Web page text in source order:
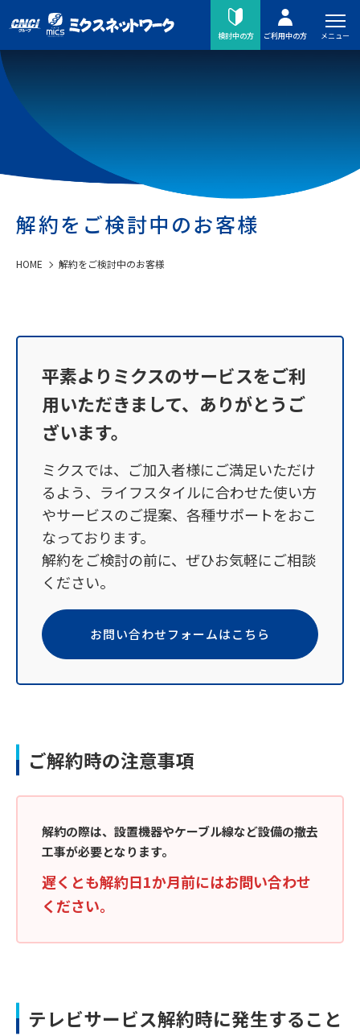
検討中の方 ご利用中の方 メニュー
解約をご検討中のお客様
HOME 解約をご検討中のお客様
平素よりミクスのサービスをご利
用いただきまして、ありがとうご
ざいます。
ミクスでは、ご加入者様にご満足いただけ
るよう、ライフスタイルに合わせた使い方
やサービスのご提案、各種サポートをおこ
なっております。
解約をご検討の前に、ぜひお気軽にご相談
ください。
お問い合わせフォームはこちら
ご解約時の注意事項
解約の際は、設置機器やケーブル線など設備の撤去
工事が必要となります。
遅くとも解約日1か月前にはお問い合わせ
ください。
テレビサービス解約時に発生すること